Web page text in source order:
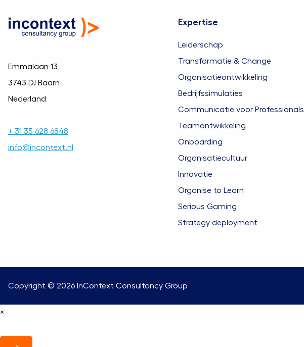
Emmalaan 13
3743 DJ Baarn
Nederland
+ 31 35 628 6848
info@incontext.nl
Expertise
Leiderschap
Transformatie & Change
Organisatieontwikkeling
Bedrijfssimulaties
Communicatie voor Professionals
Teamontwikkeling
Onboarding
Organisatiecultuur
Innovatie
Organise to Learn
Serious Gaming
Strategy deployment
Copyright © 2026 InContext Consultancy Group
×